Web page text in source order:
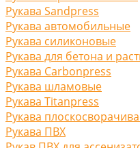
Рукава Sandpress
Рукава автомобильные
Рукава силиконовые
Рукава для бетона и
Рукава Carbonpress
Рукава шламовые
Рукава Titanpress
Рукава
Рукава ПВХ